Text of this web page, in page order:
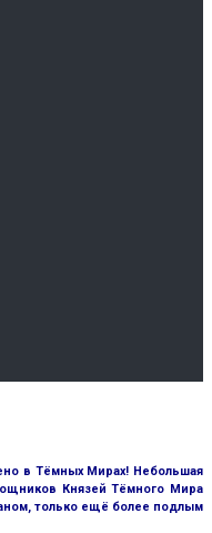
в Тёмных Мирах! Небольшая
Князей Тёмного Мира
только ещё более подлым